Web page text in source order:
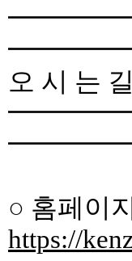
오 시 는 길
○ 홈페이지
https://